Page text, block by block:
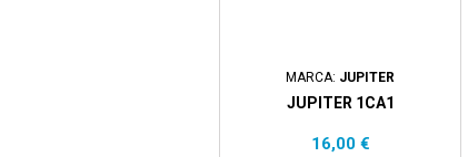
MARCA: JUPITER
JUPITER 1CA1
Prezzo
16,00 €